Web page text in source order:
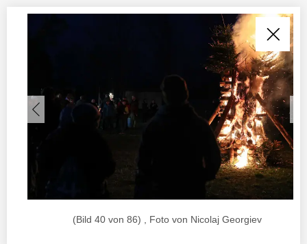
(Bild 40 von 86) , Foto von Nicolaj Georgiev